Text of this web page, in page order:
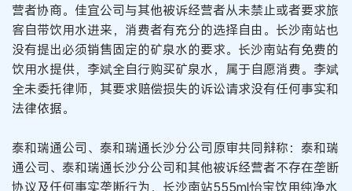
营者协商。佳宜公司与其他被诉经营者从未禁止或者要求旅
客自带饮用水进来，消费者有充分的选择自由。长沙南站也
没有提出必须销售固定的矿泉水的要求。长沙南站有免费的
饮用水提供，李斌全自行购买矿泉水，属于自愿消费。李斌
全未委托律师，其要求赔偿损失的诉讼请求没有任何事实和
法律依据。
泰和瑞通公司、泰和瑞通长沙分公司原审共同辩称：泰和瑞
通公司、泰和瑞通长沙分公司和其他被诉经营者不存在垄断
协议及任何事实垄断行为，长沙南站555ml怡宝饮用纯净水